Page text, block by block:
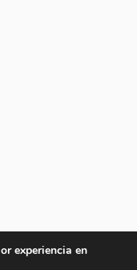
experiencia en